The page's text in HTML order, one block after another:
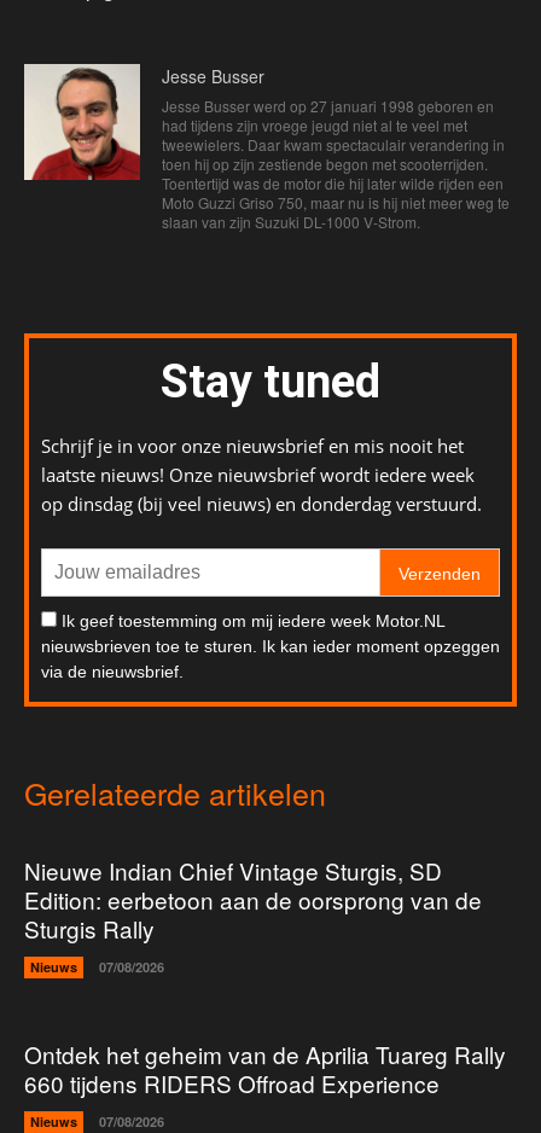
Jesse Busser
Jesse Busser werd op 27 januari 1998 geboren en
had tijdens zijn vroege jeugd niet al te veel met
tweewielers. Daar kwam spectaculair verandering in
toen hij op zijn zestiende begon met scooterrijden.
Toentertijd was de motor die hij later wilde rijden een
Moto Guzzi Griso 750, maar nu is hij niet meer weg te
slaan van zijn Suzuki DL-1000 V-Strom.
Stay tuned
Schrijf je in voor onze nieuwsbrief en mis nooit het
laatste nieuws! Onze nieuwsbrief wordt iedere week
op dinsdag (bij veel nieuws) en donderdag verstuurd.
Verzenden
Ik geef toestemming om mij iedere week Motor.NL
nieuwsbrieven toe te sturen. Ik kan ieder moment opzeggen
via de nieuwsbrief.
Gerelateerde artikelen
Nieuwe Indian Chief Vintage Sturgis, SD
Edition: eerbetoon aan de oorsprong van de
Sturgis Rally
Nieuws 07/08/2026
Ontdek het geheim van de Aprilia Tuareg Rally
660 tijdens RIDERS Offroad Experience
Nieuws 07/08/2026